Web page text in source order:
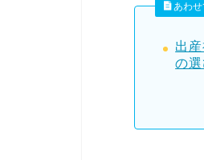
あわせ
出
の